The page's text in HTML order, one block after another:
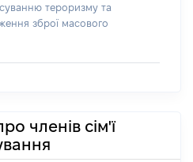
тероризму та
зброї масового
членів сім'ї